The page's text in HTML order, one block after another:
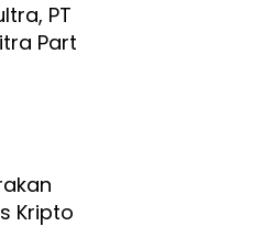
PT
Part
Kripto